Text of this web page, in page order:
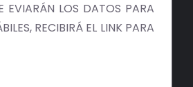
EVIARÁN LOS DATOS PARA
RECIBIRÁ EL LINK PARA